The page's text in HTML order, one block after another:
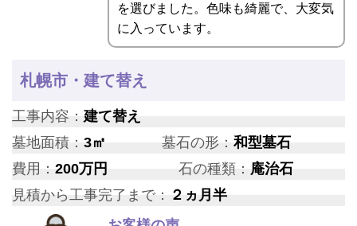
を選びました。色味も綺麗で、大変気
に入っています。
札幌市・建て替え
工事内容： 建て替え
墓地面積： 3㎡ 墓石の形：和型墓石
費用： 200万円 石の種類： 庵治石
見積から工事完了まで： ２ヵ月半